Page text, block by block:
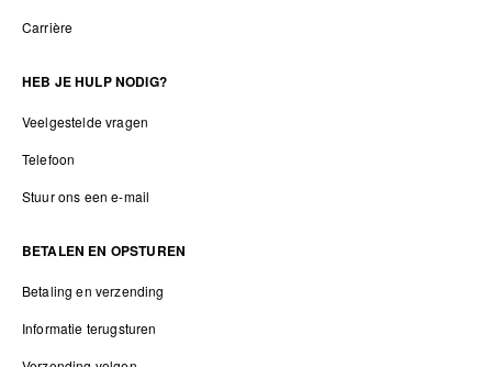
Carrière
HEB JE HULP NODIG?
Veelgestelde vragen
Telefoon
Stuur ons een e-mail
BETALEN EN OPSTUREN
Betaling en verzending
Informatie terugsturen